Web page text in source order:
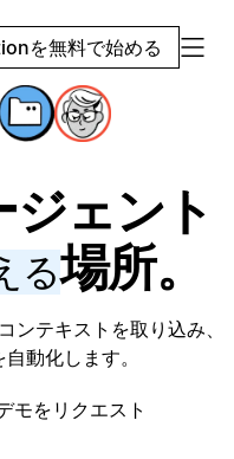
を無料で始める
ェント
る場所。
ンテキストを取り込み、
動化します。
モをリクエスト